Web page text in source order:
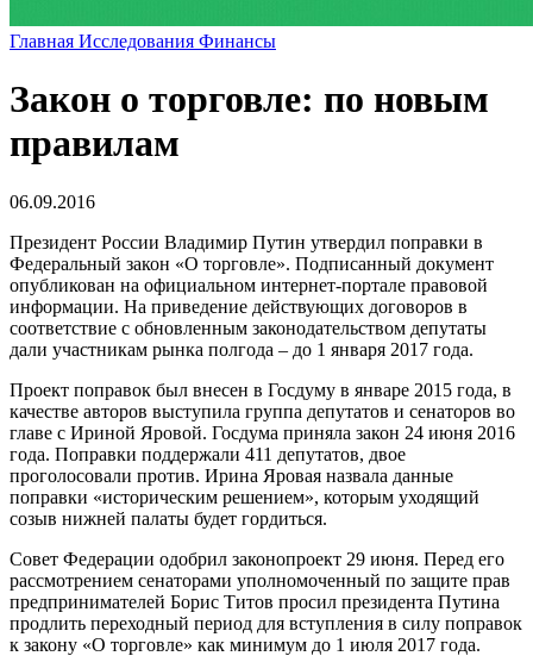
Главная Исследования Финансы
Закон о торговле: по новым
правилам
06.09.2016
Президент России Владимир Путин утвердил поправки в
Федеральный закон «О торговле». Подписанный документ
опубликован на официальном интернет-портале правовой
информации. На приведение действующих договоров в
соответствие с обновленным законодательством депутаты
дали участникам рынка полгода – до 1 января 2017 года.
Проект поправок был внесен в Госдуму в январе 2015 года, в
качестве авторов выступила группа депутатов и сенаторов во
главе с Ириной Яровой. Госдума приняла закон 24 июня 2016
года. Поправки поддержали 411 депутатов, двое
проголосовали против. Ирина Яровая назвала данные
поправки «историческим решением», которым уходящий
созыв нижней палаты будет гордиться.
Совет Федерации одобрил законопроект 29 июня. Перед его
рассмотрением сенаторами уполномоченный по защите прав
предпринимателей Борис Титов просил президента Путина
продлить переходный период для вступления в силу поправок
к закону «О торговле» как минимум до 1 июля 2017 года.